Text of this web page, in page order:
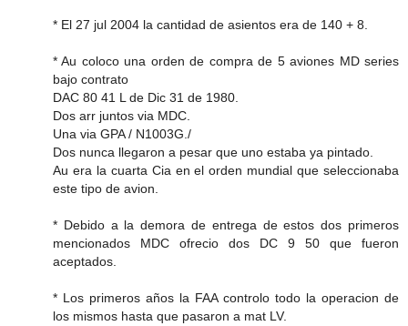
* El 27 jul 2004 la cantidad de asientos era de 140 + 8.
* Au coloco una orden de compra de 5 aviones MD series
bajo contrato
DAC 80 41 L de Dic 31 de 1980.
Dos arr juntos via MDC.
Una via GPA / N1003G./
Dos nunca llegaron a pesar que uno estaba ya pintado.
Au era la cuarta Cia en el orden mundial que seleccionaba
este tipo de avion.
* Debido a la demora de entrega de estos dos primeros
mencionados MDC ofrecio dos DC 9 50 que fueron
aceptados.
* Los primeros años la FAA controlo todo la operacion de
los mismos hasta que pasaron a mat LV.